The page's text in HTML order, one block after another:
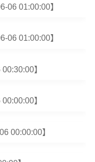
06 01:00:00】
06 01:00:00】
】
】
00:00:00】